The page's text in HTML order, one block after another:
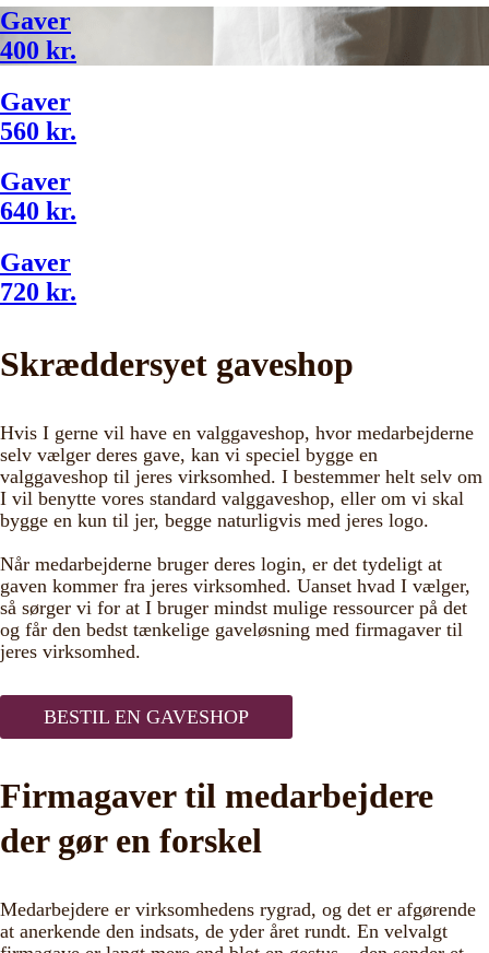
Gaver
400 kr.
Gaver
560 kr.
Gaver
640 kr.
Gaver
720 kr.
Skræddersyet gaveshop
Hvis I gerne vil have en valggaveshop, hvor medarbejderne
selv vælger deres gave, kan vi speciel bygge en
valggaveshop til jeres virksomhed. I bestemmer helt selv om
I vil benytte vores standard valggaveshop, eller om vi skal
bygge en kun til jer, begge naturligvis med jeres logo.
Når medarbejderne bruger deres login, er det tydeligt at
gaven kommer fra jeres virksomhed. Uanset hvad I vælger,
så sørger vi for at I bruger mindst mulige ressourcer på det
og får den bedst tænkelige gaveløsning med firmagaver til
jeres virksomhed.
BESTIL EN GAVESHOP
Firmagaver til medarbejdere
der gør en forskel
Medarbejdere er virksomhedens rygrad, og det er afgørende
at anerkende den indsats, de yder året rundt. En velvalgt